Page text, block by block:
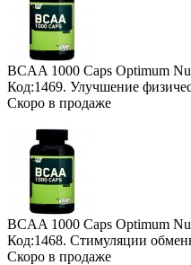
BCAA 1000 Caps Optimum
Код:1469. Улучшение
Скоро в продаже
BCAA 1000 Caps Optimum
Код:1468. Стимуляции
Скоро в продаже